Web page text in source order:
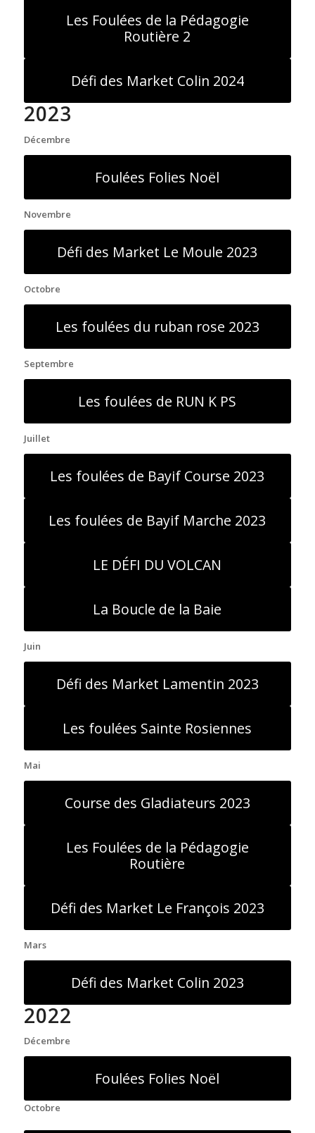
Les Foulées de la Pédagogie
Routière 2
Défi des Market Colin 2024
2023
Décembre
Foulées Folies Noël
Novembre
Défi des Market Le Moule 2023
Octobre
Les foulées du ruban rose 2023
Septembre
Les foulées de RUN K PS
Juillet
Les foulées de Bayif Course 2023
Les foulées de Bayif Marche 2023
LE DÉFI DU VOLCAN
La Boucle de la Baie
Juin
Défi des Market Lamentin 2023
Les foulées Sainte Rosiennes
Mai
Course des Gladiateurs 2023
Les Foulées de la Pédagogie
Routière
Défi des Market Le François 2023
Mars
Défi des Market Colin 2023
2022
Décembre
Foulées Folies Noël
Octobre